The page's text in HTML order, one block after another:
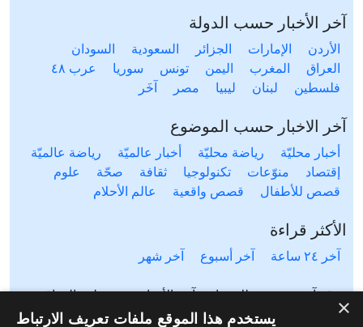
آخر الأخبار حسب الدولة
الأردن الإمارات الجزائر السعودية
السودان
العراق
المغرب اليمن تونس سوريا
عرب ٤٨
فلسطين
لبنان ليبيا مصر آخَر
آخر الاخبار حسب الموضوع
أخبار محليّة رياضة محليّة أخبار عالميّة
رياضة عالميّة
إقتصاد
منوّعات تكنولوجيا ثقافة صحّة
علوم
قصص للأطفال
قصص واقعية عالم الأحلام
الأكثر قراءة
آخر ٢٤ ساعة آخر أسبوع آخر شهر
موقع آخر خبر يتيح لك متابعة آخر الأخبار من مختلف المواقع
المحلية والعالمية. آخر خبر يشمل أخبار محلية لعدة دول مثل
× يستخدم هذا الموقع ملفات تعريف الارتباط